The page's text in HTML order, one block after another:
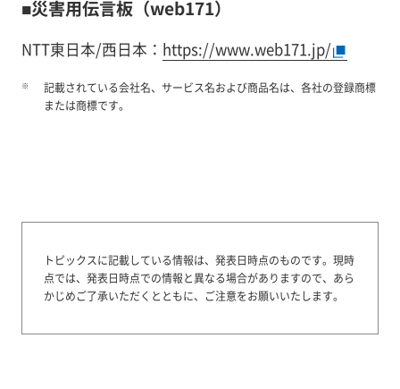
■災害用伝言板（web171）
NTT東日本/西日本： https://www.web171.jp/
※
記載されている会社名、サービス名および商品名は、各社の登録商標
または商標です。
トピックスに記載している情報は、発表日時点のものです。 現時
点では、発表日時点での情報と異なる場合がありますので、あら
かじめご了承いただくとともに、ご注意をお願いいたします。